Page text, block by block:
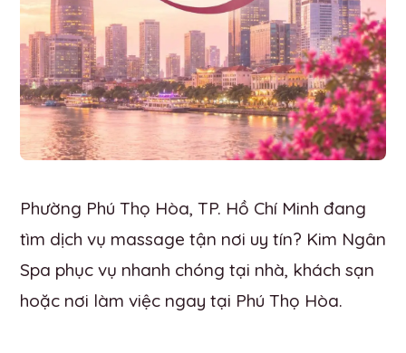
Phường Phú Thọ Hòa, TP. Hồ Chí Minh đang
tìm dịch vụ massage tận nơi uy tín? Kim Ngân
Spa phục vụ nhanh chóng tại nhà, khách sạn
hoặc nơi làm việc ngay tại Phú Thọ Hòa.